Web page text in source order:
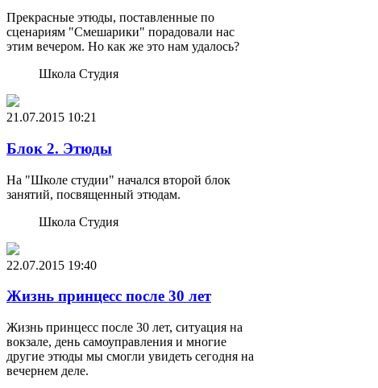
Прекрасные этюды, поставленные по
сценариям "Смешарики" порадовали нас
этим вечером. Но как же это нам удалось?
Школа Студия
21.07.2015 10:21
Блок 2. Этюды
На "Школе студии" начался второй блок
занятий, посвященный этюдам.
Школа Студия
22.07.2015 19:40
Жизнь принцесс после 30 лет
Жизнь принцесс после 30 лет, ситуация на
вокзале, день самоуправления и многие
другие этюды мы смогли увидеть сегодня на
вечернем деле.